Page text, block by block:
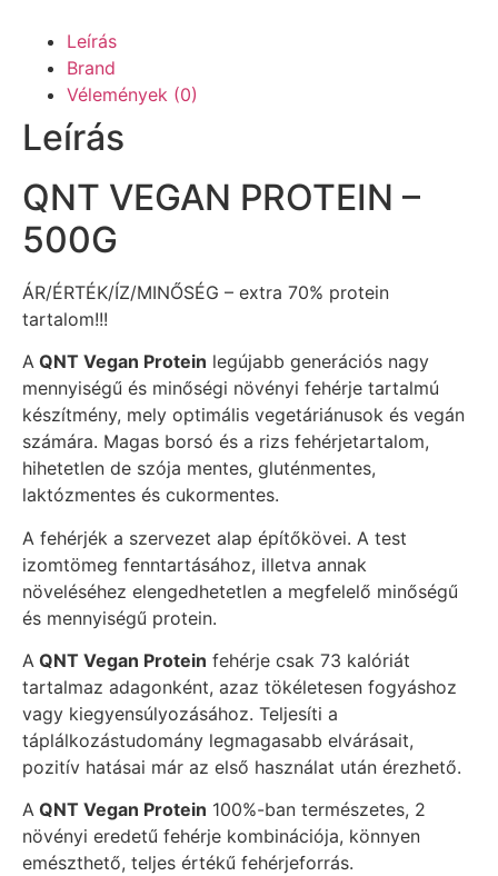
Leírás
Brand
Vélemények (0)
Leírás
QNT VEGAN PROTEIN –
500G
ÁR/ÉRTÉK/ÍZ/MINŐSÉG – extra 70% protein
tartalom!!!
A QNT Vegan Protein legújabb generációs nagy
mennyiségű és minőségi növényi fehérje tartalmú
készítmény, mely optimális vegetáriánusok és vegán
számára. Magas borsó és a rizs fehérjetartalom,
hihetetlen de szója mentes, gluténmentes,
laktózmentes és cukormentes.
A fehérjék a szervezet alap építőkövei. A test
izomtömeg fenntartásához, illetva annak
növeléséhez elengedhetetlen a megfelelő minőségű
és mennyiségű protein.
A QNT Vegan Protein fehérje csak 73 kalóriát
tartalmaz adagonként, azaz tökéletesen fogyáshoz
vagy kiegyensúlyozásához. Teljesíti a
táplálkozástudomány legmagasabb elvárásait,
pozitív hatásai már az első használat után érezhető.
A QNT Vegan Protein 100%-ban természetes, 2
növényi eredetű fehérje kombinációja, könnyen
emészthető, teljes értékű fehérjeforrás.